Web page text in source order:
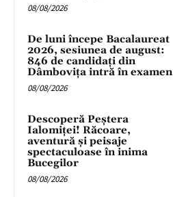
08/08/2026
De luni începe Bacalaureat
2026, sesiunea de august:
846 de candidați din
Dâmbovița intră în examen
08/08/2026
Descoperă Peștera
Ialomiței! Răcoare,
aventură și peisaje
spectaculoase în inima
Bucegilor
08/08/2026